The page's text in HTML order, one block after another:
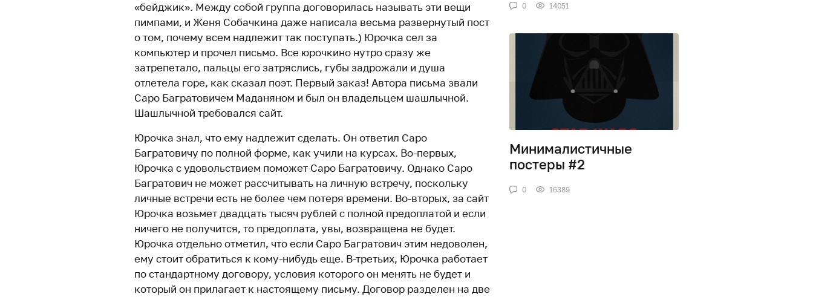
«бейджик». Между собой группа договорилась называть эти вещи
пимпами, и Женя Собачкина даже написала весьма развернутый пост
о том, почему всем надлежит так поступать.) Юрочка сел за
компьютер и прочел письмо. Все юрочкино нутро сразу же
затрепетало, пальцы его затряслись, губы задрожали и душа
отлетела горе, как сказал поэт. Первый заказ! Автора письма звали
Саро Багратовичем Маданяном и был он владельцем шашлычной.
Шашлычной требовался сайт.
Юрочка знал, что ему надлежит сделать. Он ответил Саро
Багратовичу по полной форме, как учили на курсах. Во-первых,
Юрочка с удовольствием поможет Саро Багратовичу. Однако Саро
Багратович не может рассчитывать на личную встречу, поскольку
личные встречи есть не более чем потеря времени. Во-вторых, за сайт
Юрочка возьмет двадцать тысяч рублей с полной предоплатой и если
ничего не получится, то предоплата, увы, возвращена не будет.
Юрочка отдельно отметил, что если Саро Багратович этим недоволен,
ему стоит обратиться к кому-нибудь еще. В-третьих, Юрочка работает
по стандартному договору, условия которого он менять не будет и
который он прилагает к настоящему письму. Договор разделен на две
0 14051
Минималистичные
постеры #2
0 16389